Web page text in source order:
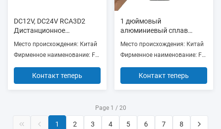
DC12V, DC24V RCA3D2
Дистанционное
Импульсные реактивные
клапаны 1/8 ′′ с
подключением Spade для
толкательного клапана
Goyen
Место происхождения: Китай
Фирменное наименование: FLY, AIRWOLF or OEM
Контакт теперь
1 дюймовый
алюминиевый сплав
Goyen Пулсовый клапан
CAC25T4 RCAC25T4
Место происхождения: Китай
Фирменное наименование: FLY, AIRWOLF or others
Контакт теперь
Page 1 / 20
1 2 3 4 5 6 7 8